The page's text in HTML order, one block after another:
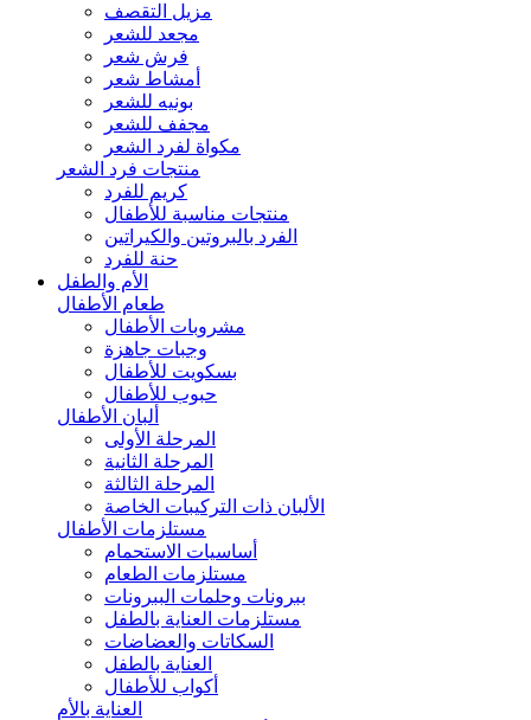
مزيل التقصف
مجعد للشعر
فرش شعر
أمشاط شعر
بونيه للشعر
مجفف للشعر
مكواة لفرد الشعر
منتجات فرد الشعر
كريم للفرد
منتجات مناسبة للأطفال
الفرد بالبروتين والكيراتين
حنة للفرد
الأم والطفل
طعام الأطفال
مشروبات الأطفال
وجبات جاهزة
بسكويت للأطفال
حبوب للأطفال
ألبان الأطفال
المرحلة الأولى
المرحلة الثانية
المرحلة الثالثة
الألبان ذات التركيبات الخاصة
مستلزمات الأطفال
أساسيات الاستحمام
مستلزمات الطعام
ببرونات وحلمات الببرونات
مستلزمات العناية بالطفل
السكاتات والعضاضات
العناية بالطفل
أكواب للأطفال
العناية بالأم